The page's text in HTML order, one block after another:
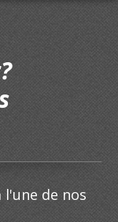
de nos